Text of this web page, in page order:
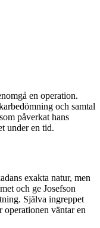
en operation.
och samtal
påverkat hans
under en tid.
exakta natur, men
och ge Josefson
Själva ingreppet
operationen väntar en